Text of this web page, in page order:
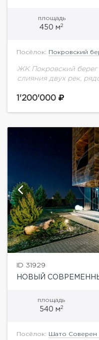
площадь
450 м2
Посёлок: Покровский
ЖК Покровский берег
слияния двух рек,
американской школы.
1'200'000
ID 31929
НОВЫЙ
площадь
540 м2
Посёлок: Шато Соверен